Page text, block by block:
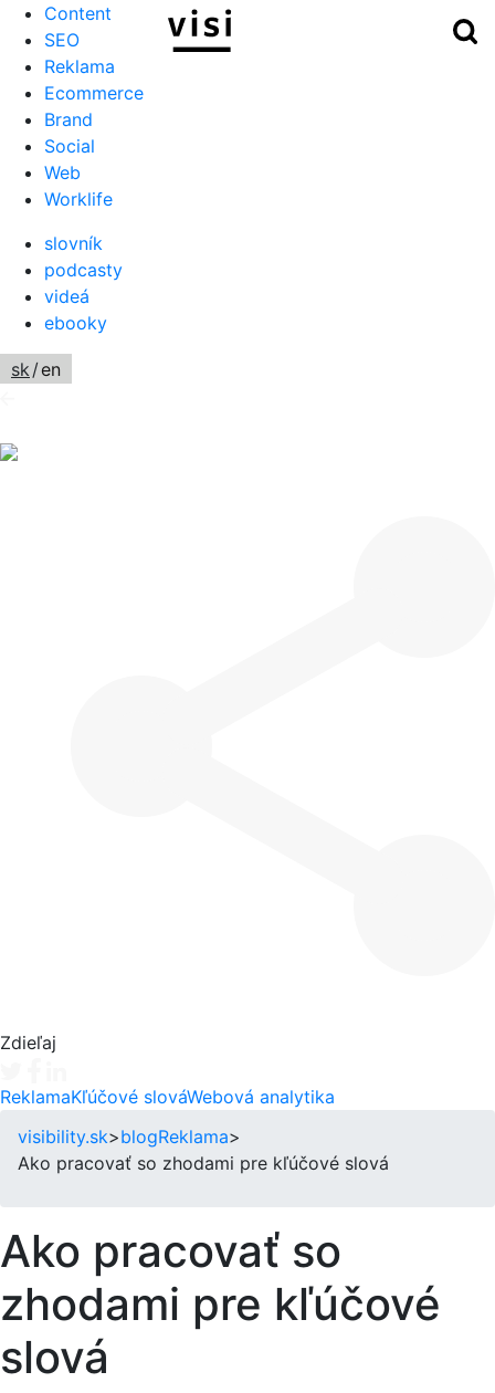
Menu
Content
SEO
Reklama
Ecommerce
Brand
Social
Web
Worklife
slovník
podcasty
videá
ebooky
sk/en
Zdieľaj
ReklamaKľúčové slováWebová analytika
visibility.sk>blogReklama>
Ako pracovať so zhodami pre kľúčové slová
Ako pracovať so
zhodami pre kľúčové
slová